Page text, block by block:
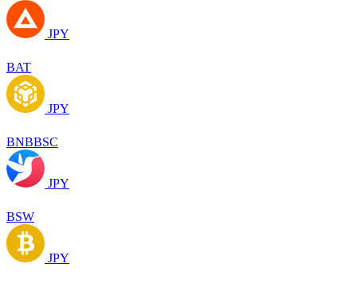
JPY
BAT
JPY
BNBBSC
JPY
BSW
JPY